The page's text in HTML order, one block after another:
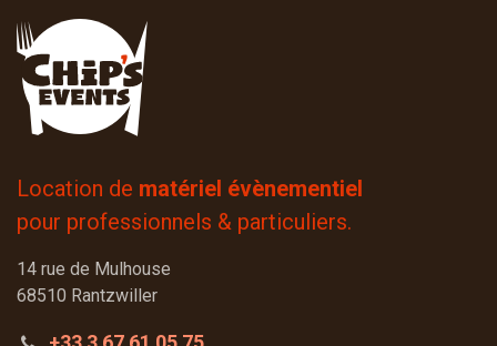
Location de matériel évènementiel
pour professionnels & particuliers.
14 rue de Mulhouse
68510 Rantzwiller